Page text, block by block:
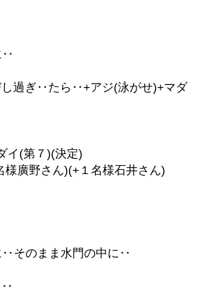
‥
過ぎ‥たら‥+アジ(泳がせ)+マダ
イ(第７)(決定)
様廣野さん)(+１名様石井さん)
‥そのまま水門の中に‥